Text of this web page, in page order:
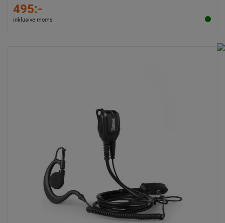
495:-
inklusive moms